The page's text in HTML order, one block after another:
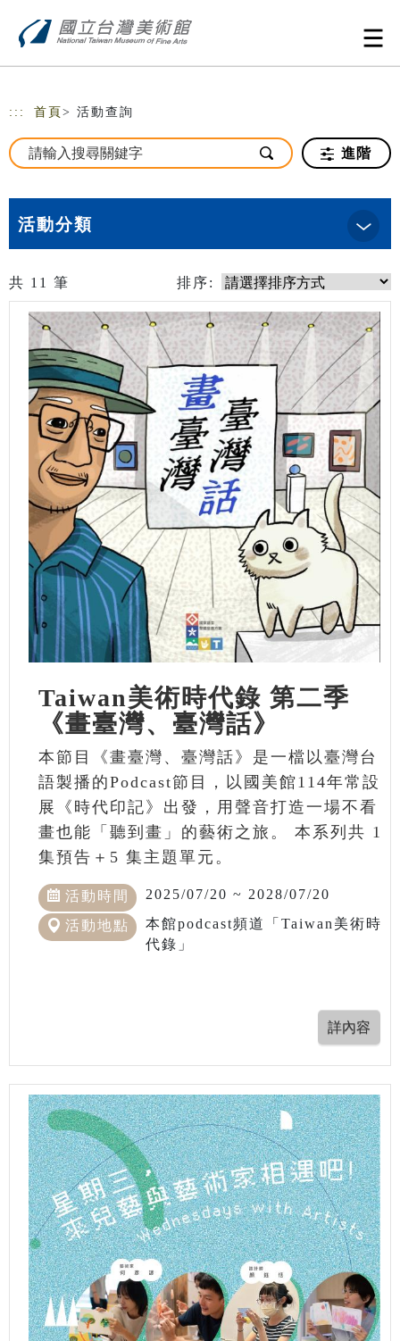
::: 首頁 > 活動查詢
進階
活動分類
共 11 筆 排序:
Taiwan美術時代錄 第二季
《畫臺灣、臺灣話》
本節目《畫臺灣、臺灣話》是一檔以臺灣台
語製播的Podcast節目，以國美館114年常設
展《時代印記》出發，用聲音打造一場不看
畫也能「聽到畫」的藝術之旅。 本系列共 1
集預告＋5 集主題單元。
活動時間 2025/07/20 ~ 2028/07/20
活動地點
本館podcast頻道「Taiwan美術時
代錄」